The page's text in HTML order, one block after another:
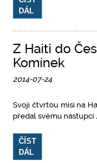
DÁL
Z Haiti do
Komínek
2014-07-24
Svoji čtvrtou misi na
předal svému nástupci
ČÍST
DÁL